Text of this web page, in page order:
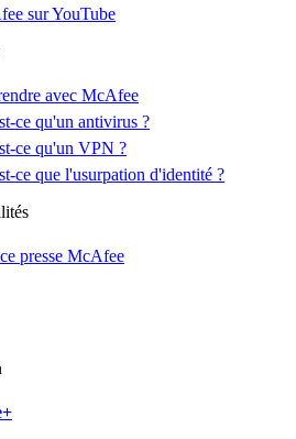
sur YouTube
avec McAfee
ce qu'un antivirus ?
ce qu'un VPN ?
ce que l'usurpation d'identité ?
presse McAfee
+